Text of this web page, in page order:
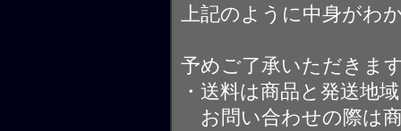
上記のように中身がわ
予めご了承いただきま
・送料は商品と発送地
お問い合わせの際は